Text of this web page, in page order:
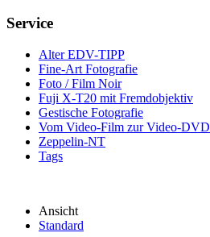
Service
Alter EDV-TIPP
Fine-Art Fotografie
Foto / Film Noir
Fuji X-T20 mit Fremdobjektiv
Gestische Fotografie
Vom Video-Film zur Video-DVD
Zeppelin-NT
Tags
Ansicht
Standard